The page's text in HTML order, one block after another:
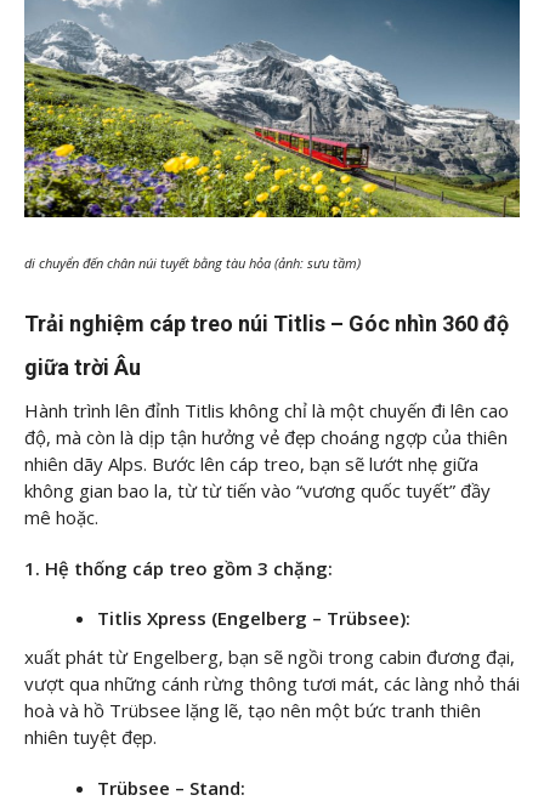
di chuyển đến chân núi tuyết bằng tàu hỏa (ảnh: sưu tầm)
Trải nghiệm cáp treo núi Titlis – Góc nhìn 360 độ
giữa trời Âu
Hành trình lên đỉnh Titlis không chỉ là một chuyến đi lên cao
độ, mà còn là dịp tận hưởng vẻ đẹp choáng ngợp của thiên
nhiên dãy Alps. Bước lên cáp treo, bạn sẽ lướt nhẹ giữa
không gian bao la, từ từ tiến vào “vương quốc tuyết” đầy
mê hoặc.
1. Hệ thống cáp treo gồm 3 chặng:
Titlis Xpress (Engelberg – Trübsee):
xuất phát từ Engelberg, bạn sẽ ngồi trong cabin đương đại,
vượt qua những cánh rừng thông tươi mát, các làng nhỏ thái
hoà và hồ Trübsee lặng lẽ, tạo nên một bức tranh thiên
nhiên tuyệt đẹp.
Trübsee – Stand: